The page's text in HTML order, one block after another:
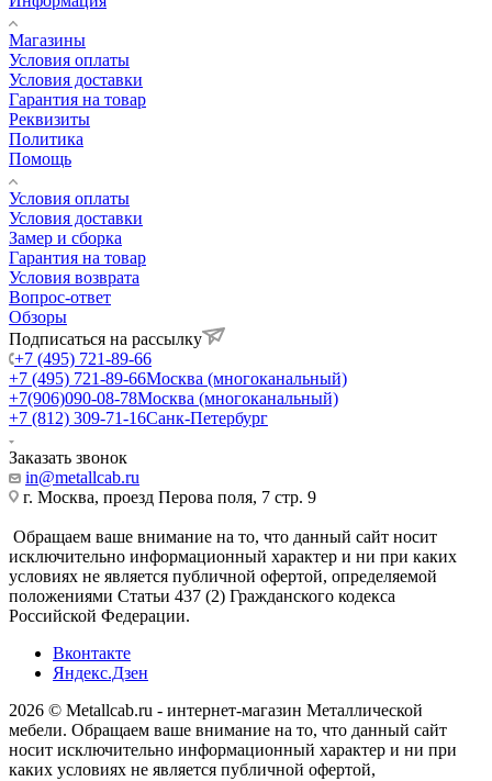
Магазины
Условия оплаты
Условия доставки
Гарантия на товар
Реквизиты
Политика
Помощь
Условия оплаты
Условия доставки
Замер и сборка
Гарантия на товар
Условия возврата
Вопрос-ответ
Обзоры
Подписаться на рассылку
+7 (495) 721-89-66
+7 (495) 721-89-66Москва (многоканальный)
+7(906)090-08-78Москва (многоканальный)
+7 (812) 309-71-16Санк-Петербург
Заказать звонок
in@metallcab.ru
г. Москва, проезд Перова поля, 7 стр. 9
Обращаем ваше внимание на то, что данный сайт носит
исключительно информационный характер и ни при каких
условиях не является публичной офертой, определяемой
положениями Статьи 437 (2) Гражданского кодекса
Российской Федерации.
Вконтакте
Яндекс.Дзен
2026 © Metallcab.ru - интернет-магазин Металлической
мебели. Обращаем ваше внимание на то, что данный сайт
носит исключительно информационный характер и ни при
каких условиях не является публичной офертой,